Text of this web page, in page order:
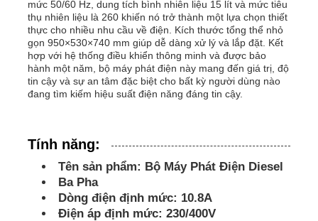
Bộ máy phát điện biến tần
Bộ phát điện di động
Bộ máy phát điện kỹ thuật số
Open Frame Generator
mức 50/60 Hz, dung tích bình nhiên liệu 15 lít và mức tiêu
thụ nhiên liệu là 260 khiến nó trở thành một lựa chọn thiết
thực cho nhiều nhu cầu về điện. Kích thước tổng thể nhỏ
gọn 950×530×740 mm giúp dễ dàng xử lý và lắp đặt. Kết
hợp với hệ thống điều khiển thông minh và được bảo
hành một năm, bộ máy phát điện này mang đến giá trị, độ
tin cậy và sự an tâm đặc biệt cho bất kỳ người dùng nào
đang tìm kiếm hiệu suất điện năng đáng tin cậy.
Tính năng:
Tên sản phẩm: Bộ Máy Phát Điện Diesel
Ba Pha
Dòng điện định mức: 10.8A
Điện áp định mức: 230/400V